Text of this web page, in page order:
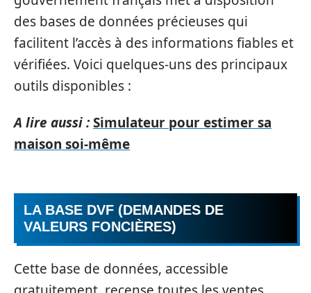
des bases de données précieuses qui
facilitent l’accès à des informations fiables et
vérifiées. Voici quelques-uns des principaux
outils disponibles :
A lire aussi :Simulateur pour estimer sa
maison soi-même
LA BASE DVF (DEMANDES DE
VALEURS FONCIÈRES)
Cette base de données, accessible